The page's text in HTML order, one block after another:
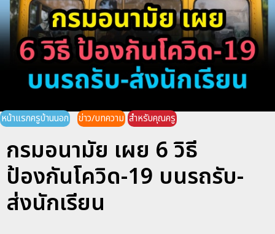
หน้าแรกครูบ้านนอก ข่าว/บทความ สำหรับคุณครู
กรมอนามัย เผย 6 วิธี
ป้องกันโควิด-19 บนรถรับ-
ส่งนักเรียน